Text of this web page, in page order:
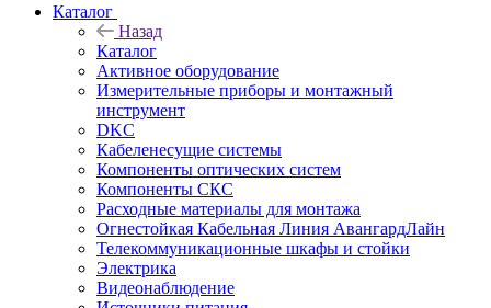
Каталог
Назад
Каталог
Активное оборудование
Измерительные приборы и монтажный
инструмент
DKC
Кабеленесущие системы
Компоненты оптических систем
Компоненты СКС
Расходные материалы для монтажа
Огнестойкая Кабельная Линия АвангардЛайн
Телекоммуникационные шкафы и стойки
Электрика
Видеонаблюдение